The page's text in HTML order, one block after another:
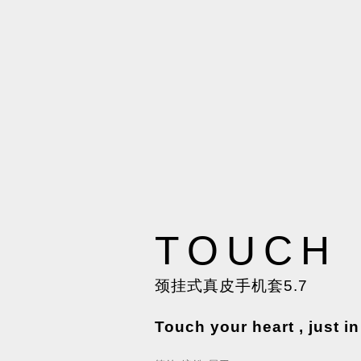
TOUCH
颈挂式真皮手机套5.7
Touch your heart , just